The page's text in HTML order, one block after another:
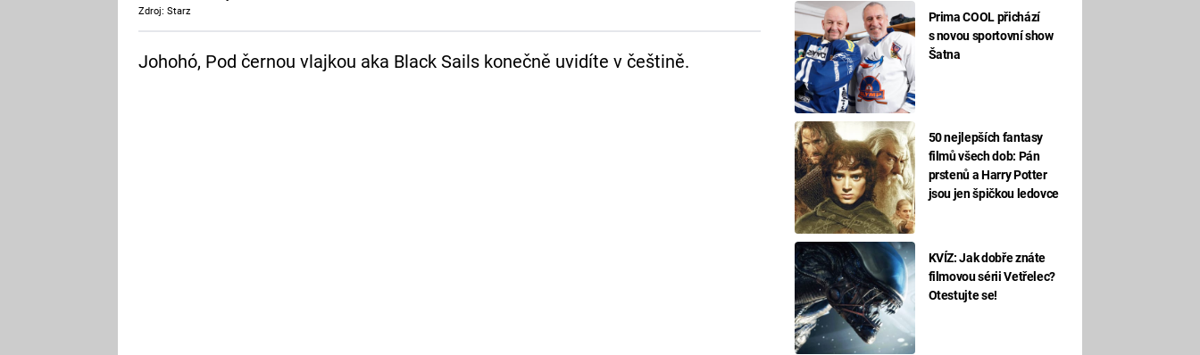
Prima COOL přichází
s novou sportovní show
Šatna
50 nejlepších fantasy
filmů všech dob: Pán
prstenů a Harry Potter
jsou jen špičkou ledovce
KVÍZ: Jak dobře znáte
filmovou sérii Vetřelec?
Otestujte se!
Zdroj: Starz
Johohó, Pod černou vlajkou aka Black Sails konečně uvidíte v češtině.